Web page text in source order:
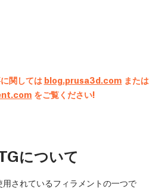
関しては blog.prusa3d.com または
をご覧ください!
について
されているフィラメントの一つで